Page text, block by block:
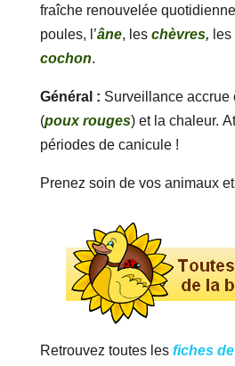
fraîche renouvelée
poules, l’âne, les chèvres, les
cochon.
Général : Surveillance accrue
(poux rouges) et la chaleur.
périodes de canicule !
Prenez soin de vos animaux
Retrouvez toutes les fiches